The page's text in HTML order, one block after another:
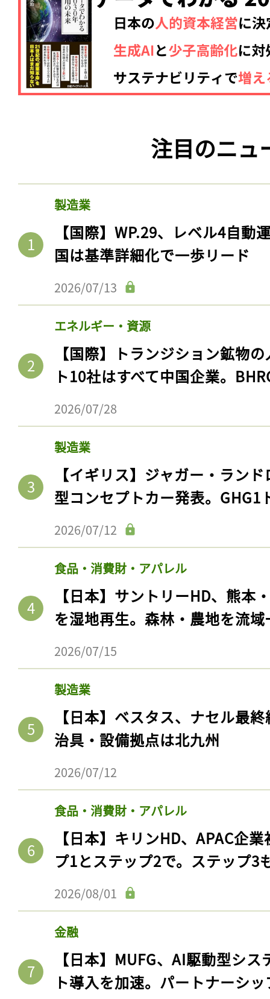
注目のニュ
製造業
【国際】WP.29、レベル4自動
国は基準詳細化で一歩リード
2026/07/13
エネルギー・資源
【国際】トランジション鉱物
ト10社はすべて中国企業。
2026/07/28
製造業
【イギリス】ジャガー・ラン
型コンセプトカー発表。GHG1
2026/07/12
食品・消費財・アパレル
【日本】サントリーHD、熊本
を湿地再生。森林・農地を流
2026/07/15
製造業
【日本】ベスタス、ナセル最
治具・設備拠点は北九州
2026/07/12
食品・消費財・アパレル
【日本】キリンHD、APAC企
プ1とステップ2で。ステップ3
2026/08/01
金融
【日本】MUFG、AI駆動型シ
ト導入を加速。パートナーシ